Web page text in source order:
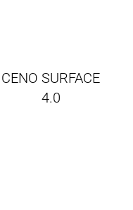
CENO SURFACE
4.0